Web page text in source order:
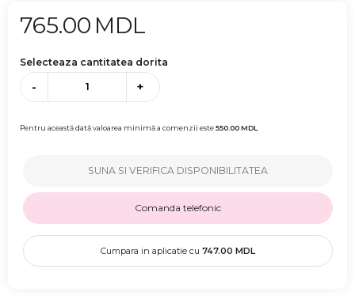
765.00 MDL
Selecteaza cantitatea dorita
- +
Pentru această dată valoarea minimă a comenzii este550.00MDL
SUNA SI VERIFICA DISPONIBILITATEA
Comanda telefonic
Cumpara in aplicatie cu 747.00 MDL